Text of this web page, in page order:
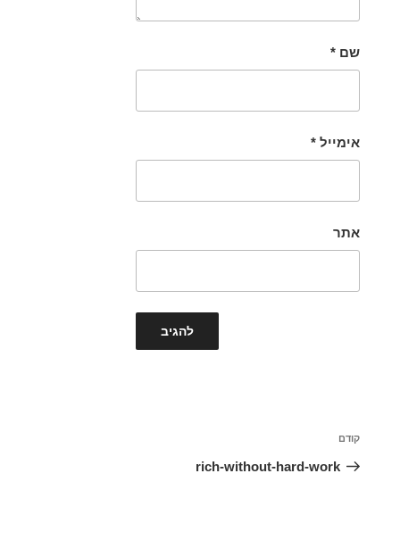
שם *
אימייל *
אתר
הפוסט
הקודם
קודם
rich-without-hard-work